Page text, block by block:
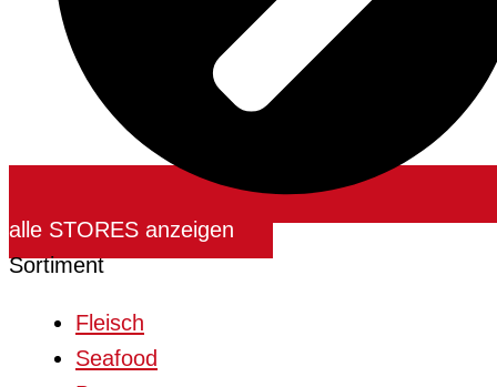
alle STORES anzeigen
Sortiment
Fleisch
Seafood